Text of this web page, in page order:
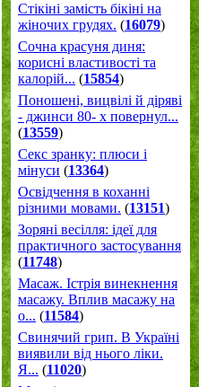
Стікіні замість бікіні на
жіночих грудях. (16079)
Сочна красуня диня:
корисні властивості та
калорій... (15854)
Поношені, вицвілі й діряві
- джинси 80- х повернул...
(13559)
Секс зранку: плюси і
мінуси (13364)
Освідчення в коханні
різними мовами. (13151)
Зоряні весілля: ідеї для
практичного застосування
(11748)
Масаж. Істрія винекнення
масажу. Вплив масажу на
о... (11584)
Свинячий грип. В Україні
виявили від нього ліки.
Я... (11020)